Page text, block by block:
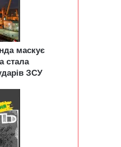
маскує
стала
ЗСУ